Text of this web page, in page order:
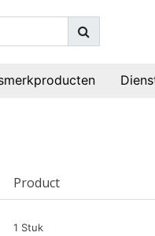
Product
1 Stuk